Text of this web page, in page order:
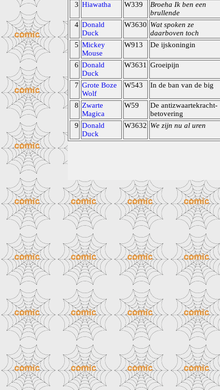
3 Hiawatha W339
Broeha Ik ben een
brullende
4 Donald
Duck
W3630 Wat spoken ze
daarboven toch
5 Mickey
Mouse
W913 De ijskoningin
6 Donald
Duck
W3631 Groeipijn
7 Grote Boze
Wolf
W543 In de ban van de big
8 Zwarte
Magica
W59
De antizwaartekracht-
betovering
9 Donald
Duck
W3632 We zijn nu al uren